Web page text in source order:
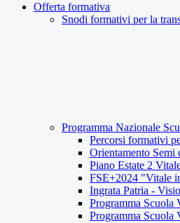
Offerta formativa
Snodi formativi per la
Programma Nazionale
Percorsi formativi
Orientamento Semi
Piano Estate 2
FSE+2024 "Vitale
Ingrata Patria -
Programma
Programma